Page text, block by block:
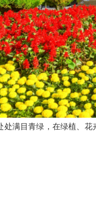
满目青绿，在绿植、